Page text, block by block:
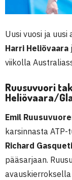
Uusi vuosi ja uusi
Harri Heliövaara
viikolla
Ruusuvuori
Heliövaara/
Emil
karsinnasta
Richard
pääsarjaan.